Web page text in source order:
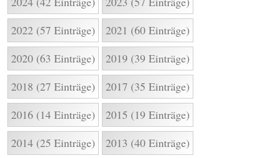
2022 (57 Einträge)
2021 (60 Einträge)
2020 (63 Einträge)
2019 (39 Einträge)
2018 (27 Einträge)
2017 (35 Einträge)
2016 (14 Einträge)
2015 (19 Einträge)
2014 (25 Einträge)
2013 (40 Einträge)